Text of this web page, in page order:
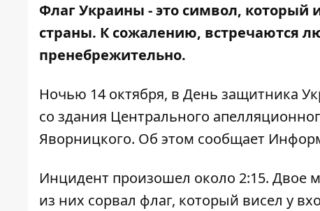
Флаг Украины - это символ,
страны. К сожалению, встречаются
пренебрежительно.
Ночью 14 октября, в День защитника
со здания Центрального
Яворницкого. Об этом сообщает
Инцидент произошел около 2:15. Двое
из них сорвал флаг, который висел у